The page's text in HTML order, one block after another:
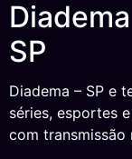
Diadema – SP e
séries, esportes
com transmissão